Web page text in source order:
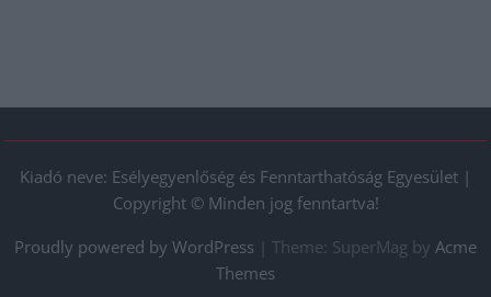
Kiadó neve: Esélyegyenlőség és Fenntarthatóság Egyesület |
Copyright © Minden jog fenntartva!
Proudly powered by WordPress
Theme: SuperMag by Acme
Themes